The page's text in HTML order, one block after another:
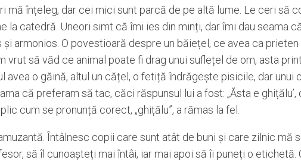
mă înțeleg, dar cei mici sunt parcă de pe altă lume. Le ceri să
la catedră. Uneori simt că îmi ies din minți, dar îmi dau seama
armonios. O povestioară despre un băiețel, ce avea ca prieten
vrut să văd ce animal poate fi drag unui suflețel de om, asta
avea o găină, altul un cățel, o fetiță îndrăgește pisicile, dar unui
că preferam să tac, căci răspunsul lui a fost: „Ăsta e ghițălu’,
cum se pronunță corect, „ghițălu”, a rămas la fel.
Întâlnesc copii care sunt atât de buni și care zilnic mă
să îl cunoașteți mai întâi, iar mai apoi să îi puneți o etichetă.